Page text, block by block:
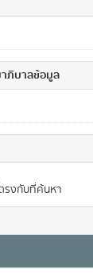
ภิบาลข้อมูล
รงกับที่ค้นหา